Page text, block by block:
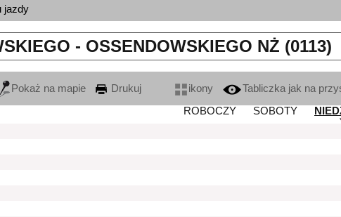
jazdy
- OSSENDOWSKIEGO NŻ (0113)
Pokaż na mapie Drukuj ikony
Tabliczka jak na
ROBOCZY
SOBOTY